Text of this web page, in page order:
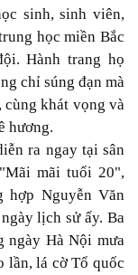
sinh, sinh viên,
học miền Bắc
Hành trang họ
chỉ súng đạn mà
cùng khát vọng và
hương.
ra ngay tại sân
mãi tuổi 20",
Nguyễn Văn
lịch sử ấy. Ba
ngày Hà Nội mưa
lần, lá cờ Tổ quốc